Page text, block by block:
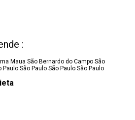
:
Maua São Bernardo do Campo São
Paulo São Paulo São Paulo São Paulo